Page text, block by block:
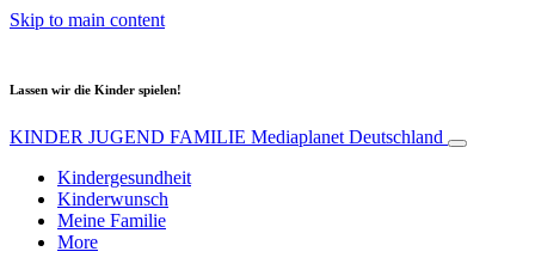
Skip to main content
Lassen wir die Kinder spielen!
KINDER JUGEND FAMILIE Mediaplanet Deutschland
Kindergesundheit
Kinderwunsch
Meine Familie
More